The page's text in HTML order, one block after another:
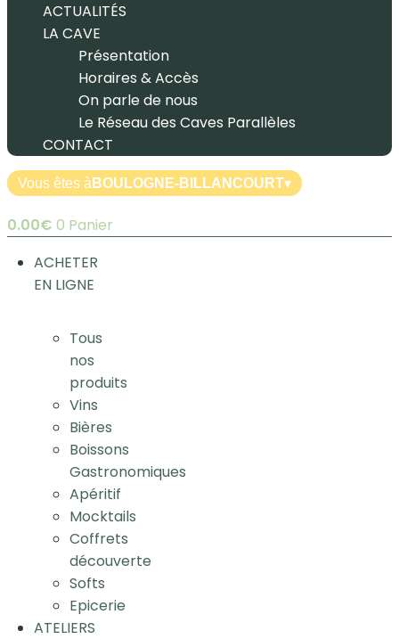
ACTUALITÉS
LA CAVE
Présentation
Horaires & Accès
On parle de nous
Le Réseau des Caves Parallèles
CONTACT
Vous êtes à BOULOGNE-BILLANCOURT▾
0.00€ 0 Panier
ACHETER
EN LIGNE
Tous
nos
produits
Vins
Bières
Boissons
Gastronomiques
Apéritif
Mocktails
Coffrets
découverte
Softs
Epicerie
ATELIERS